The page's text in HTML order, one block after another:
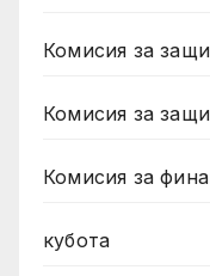
Комисия за
Комисия за
Комисия за
кубота